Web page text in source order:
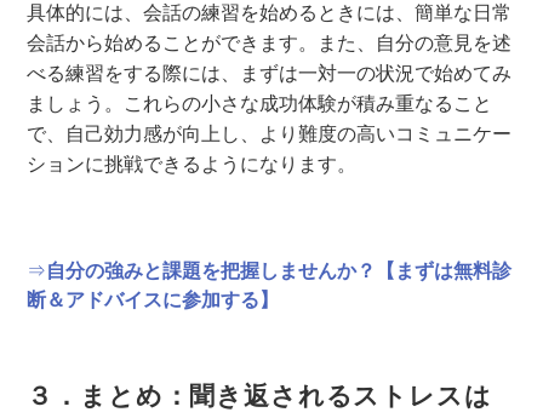
具体的には、会話の練習を始めるときには、簡単な日常
会話から始めることができます。また、自分の意見を述
べる練習をする際には、まずは一対一の状況で始めてみ
ましょう。これらの小さな成功体験が積み重なること
で、自己効力感が向上し、より難度の高いコミュニケー
ションに挑戦できるようになります。
⇒自分の強みと課題を把握しませんか？【まずは無料診
断＆アドバイスに参加する】
３．まとめ：聞き返されるストレスは